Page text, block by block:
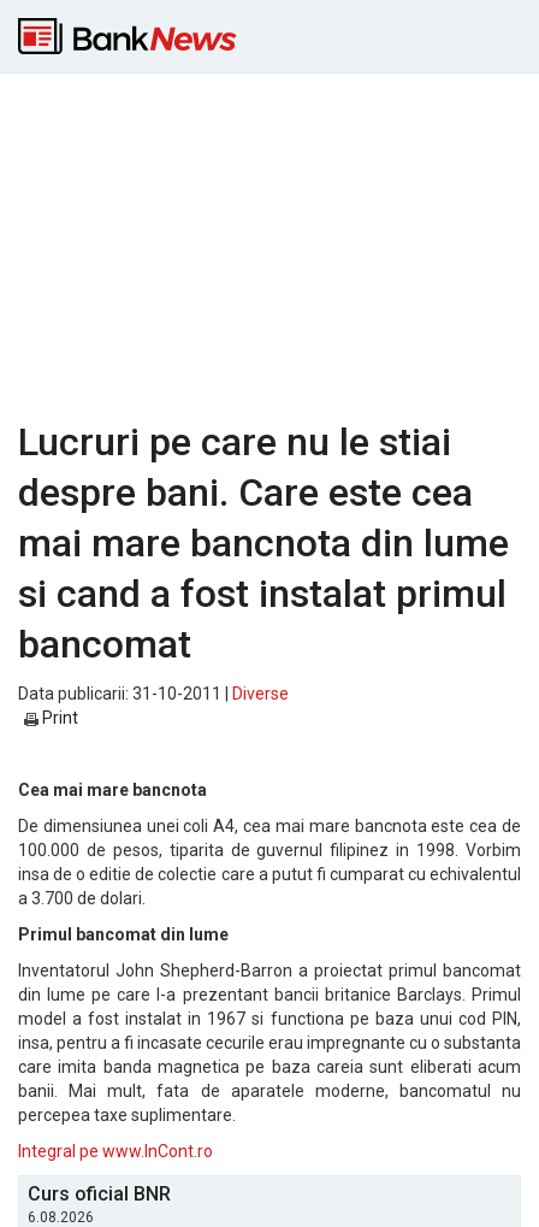
Lucruri pe care nu le stiai
despre bani. Care este cea
mai mare bancnota din lume
si cand a fost instalat primul
bancomat
Data publicarii: 31-10-2011 |
Diverse
Print
Cea mai mare bancnota
De dimensiunea unei coli A4, cea mai mare bancnota este cea de
100.000 de pesos, tiparita de guvernul filipinez in 1998. Vorbim
insa de o editie de colectie care a putut fi cumparat cu echivalentul
a 3.700 de dolari.
Primul bancomat din lume
Inventatorul John Shepherd-Barron a proiectat primul bancomat
din lume pe care l-a prezentant bancii britanice Barclays. Primul
model a fost instalat in 1967 si functiona pe baza unui cod PIN,
insa, pentru a fi incasate cecurile erau impregnante cu o substanta
care imita banda magnetica pe baza careia sunt eliberati acum
banii. Mai mult, fata de aparatele moderne, bancomatul nu
percepea taxe suplimentare.
Integral pe www.InCont.ro
Curs oficial BNR
6.08.2026